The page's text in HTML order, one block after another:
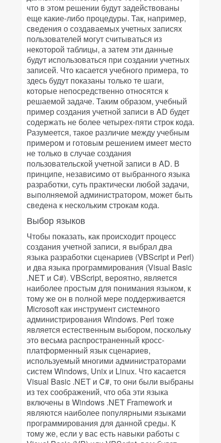
что в этом решении будут задействованы
еще какие-либо процедуры. Так, например,
сведения о создаваемых учетных записях
пользователей могут считываться из
некоторой таблицы, а затем эти данные
будут использоваться при создании учетных
записей. Что касается учебного примера, то
здесь будут показаны только те шаги,
которые непосредственно относятся к
решаемой задаче. Таким образом, учебный
пример создания учетной записи в AD будет
содержать не более четырех-пяти строк кода.
Разумеется, такое различие между учебным
примером и готовым решением имеет место
не только в случае создания
пользовательской учетной записи в AD. В
принципе, независимо от выбранного языка
разработки, суть практически любой задачи,
выполняемой администратором, может быть
сведена к нескольким строкам кода.
Выбор языков
Чтобы показать, как происходит процесс
создания учетной записи, я выбрал два
языка разработки сценариев (VBScript и Perl)
и два языка программирования (Visual Basic
.NET и C#). VBScript, вероятно, является
наиболее простым для понимания языком, к
тому же он в полной мере поддерживается
Microsoft как инструмент системного
администрирования Windows. Perl тоже
является естественным выбором, поскольку
это весьма распространенный кросс-
платформенный язык сценариев,
используемый многими администраторами
систем Windows, Unix и Linux. Что касается
Visual Basic .NET и C#, то они были выбраны
из тех соображений, что оба эти языка
включены в Windows .NET Framework и
являются наиболее популярными языками
программирования для данной среды. К
тому же, если у вас есть навыки работы с